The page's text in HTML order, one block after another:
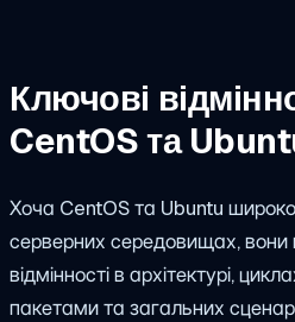
Ключові
CentOS та
Хоча CentOS та Ubuntu
серверних середовищах,
відмінності в архітектурі,
пакетами та загальних